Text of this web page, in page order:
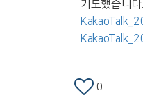
기도했습니다.
0